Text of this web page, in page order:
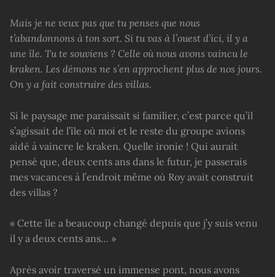
Mais je ne veux pas que tu penses que nous
t’abandonnons à ton sort. Si tu vas à l’ouest d’ici, il y a
une île. Tu te souviens ? Celle où nous avons vaincu le
kraken. Les démons ne s’en approchent plus de nos jours.
On y a fait construire des villas.
Si le paysage me paraissait si familier, c’est parce qu’il
s’agissait de l’île où moi et le reste du groupe avions
aidé à vaincre le kraken. Quelle ironie ! Qui aurait
pensé que, deux cents ans dans le futur, je passerais
mes vacances à l’endroit même où Roy avait construit
des villas ?
« Cette île a beaucoup changé depuis que j’y suis venu
il y a deux cents ans… »
Après avoir traversé un immense pont, nous avons